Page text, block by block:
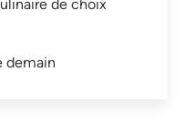
de choix
demain